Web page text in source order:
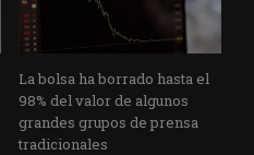
La bolsa ha borrado hasta el
98% del valor de algunos
grandes grupos de prensa
tradicionales